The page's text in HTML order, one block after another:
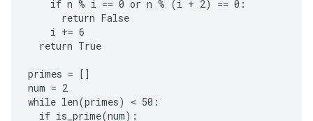
    if n % i == 0 or n % (i + 2) == 0:
      return False
    i += 6
  return True
primes = []
num = 2
while len(primes) < 50:
  if is_prime(num):